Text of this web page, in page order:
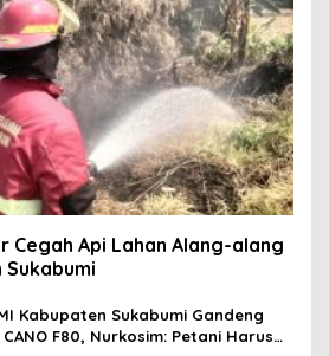
Cegah Api Lahan Alang-alang
Sukabumi
Kabupaten Sukabumi Gandeng
CANO F80, Nurkosim: Petani Harus